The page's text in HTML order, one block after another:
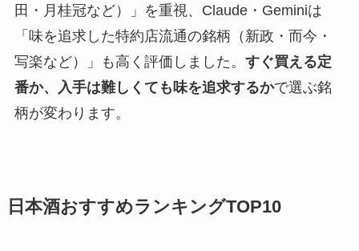
田・月桂冠など）」を重視、Claude・Geminiは
「味を追求した特約店流通の銘柄（新政・而今・
写楽など）」も高く評価しました。 すぐ買える定
番か、入手は難しくても味を追求するかで選ぶ銘
柄が変わります。
日本酒おすすめランキングTOP10